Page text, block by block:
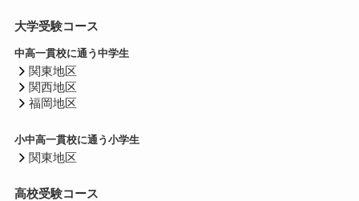
大学受験コース
中高一貫校に通う中学生
関東地区
関西地区
福岡地区
小中高一貫校に通う小学生
関東地区
高校受験コース